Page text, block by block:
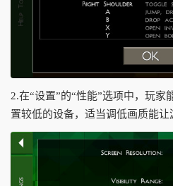
2.在“设置”的“性能”选项中，玩家
置较低的设备，适当调低画质能让